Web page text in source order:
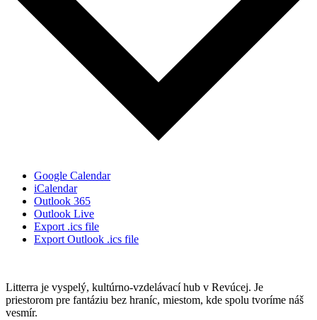
Google Calendar
iCalendar
Outlook 365
Outlook Live
Export .ics file
Export Outlook .ics file
Litterra je vyspelý, kultúrno-vzdelávací hub v Revúcej. Je
priestorom pre fantáziu bez hraníc, miestom, kde spolu tvoríme náš
vesmír.